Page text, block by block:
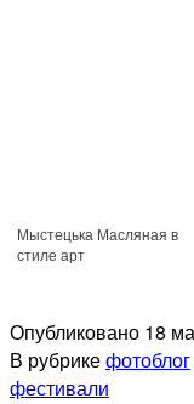
Мыстецька Масляная в
стиле арт
Опубликовано 18
В рубрикефотоблог
фестивали